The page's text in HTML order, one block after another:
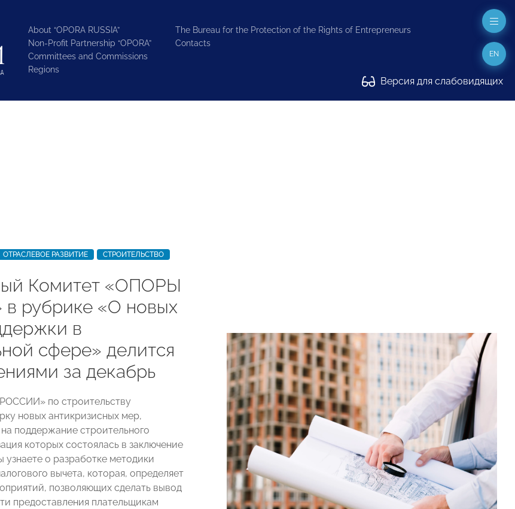
About “OPORA RUSSIA”
Non-Profit Partnership “OPORA”
Committees and Commissions
Regions
The Bureau for the Protection of the Rights of Entrepreneurs
Contacts
Версия для слабовидящих
EN
ОТРАСЛЕВОЕ РАЗВИТИЕ СТРОИТЕЛЬСТВО
Комитет «ОПОРЫ
рубрике «О новых
в
сфере» делится
за декабрь
по строительству
новых антикризисных мер,
поддержание строительного
которых состоялась в заключение
узнаете о разработке методики
вычета, которая, определяет
позволяющих сделать вывод
предоставления плательщикам